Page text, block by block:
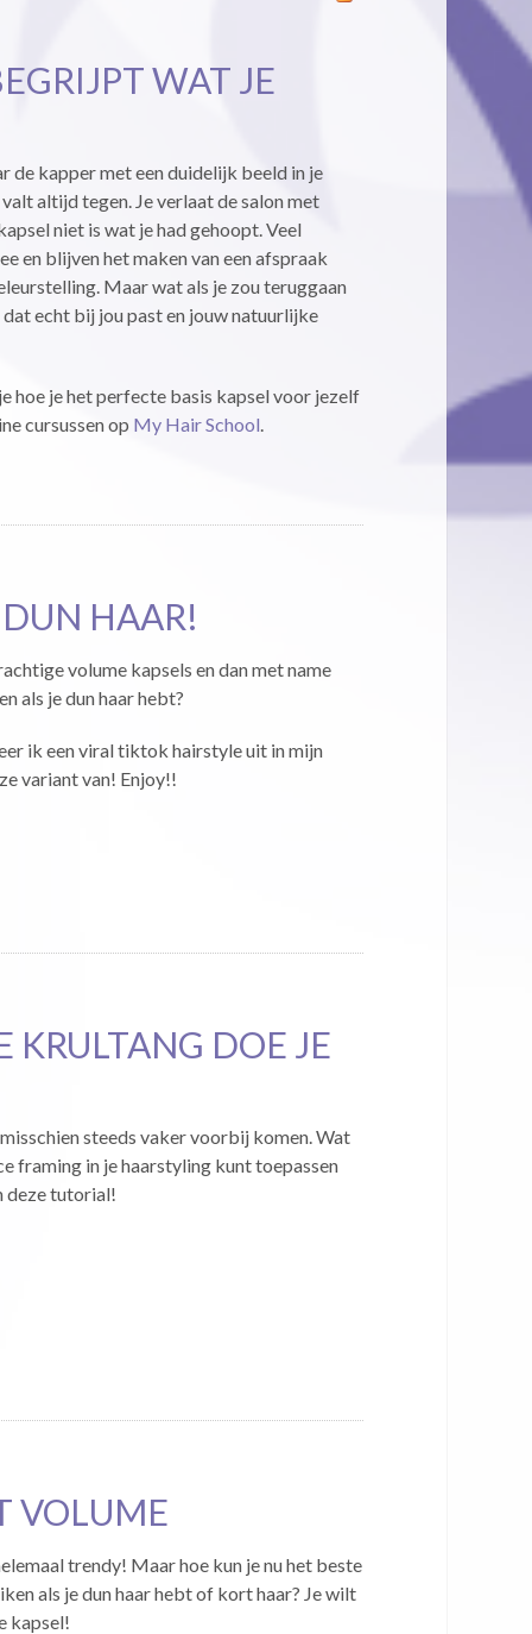
WAT JE
de kapper met een duidelijk beeld in je
altijd tegen. Je verlaat de salon met
niet is wat je had gehoopt. Veel
en blijven het maken van een afspraak
Maar wat als je zou teruggaan
dat echt bij jou past en jouw natuurlijke
hoe je het perfecte basis kapsel voor jezelf
cursussen op My Hair School.
HAAR!
volume kapsels en dan met name
als je dun haar hebt?
ik een viral tiktok hairstyle uit in mijn
variant van! Enjoy!!
DOE JE
steeds vaker voorbij komen. Wat
framing in je haarstyling kunt toepassen
deze tutorial!
VOLUME
trendy! Maar hoe kun je nu het beste
als je dun haar hebt of kort haar? Je wilt
kapsel!